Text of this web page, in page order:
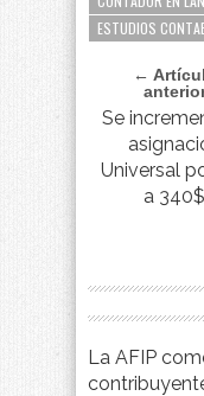
ESTUDIOS
←
Se
Universal
a 340$
La AFIP